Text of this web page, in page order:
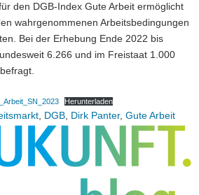
den DGB-Index Gute Arbeit ermöglicht
wahrgenommenen Arbeitsbedingungen
Bei der Erhebung Ende 2022 bis
6.266 und im Freistaat 1.000
Herunterladen
DGB Dirk Panter, Gute Arbeit